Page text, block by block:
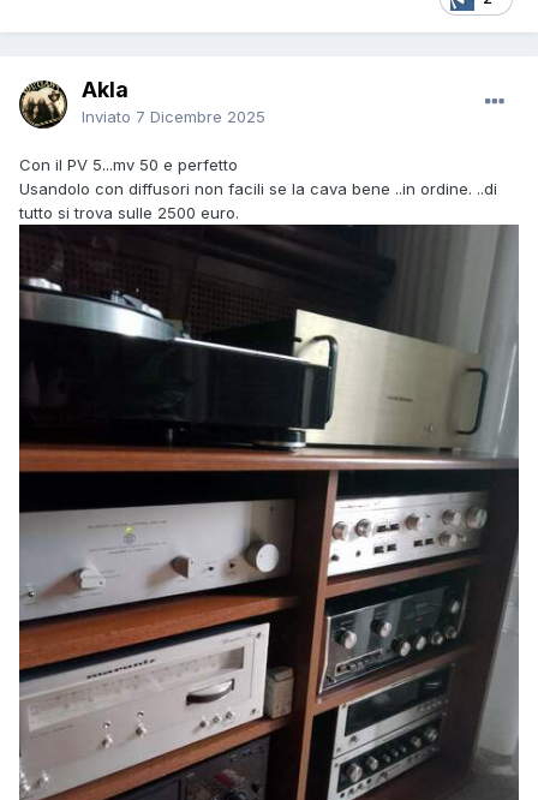
Akla
Inviato 7 Dicembre 2025
Con il PV 5...mv 50 e perfetto
Usandolo con diffusori non facili se la cava bene ..in ordine. ..di
tutto si trova sulle 2500 euro.